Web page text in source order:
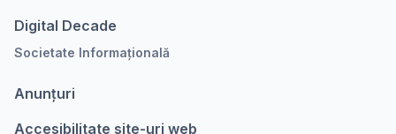
Digital Decade
Societate Informațională
Anunțuri
Accesibilitate site-uri web